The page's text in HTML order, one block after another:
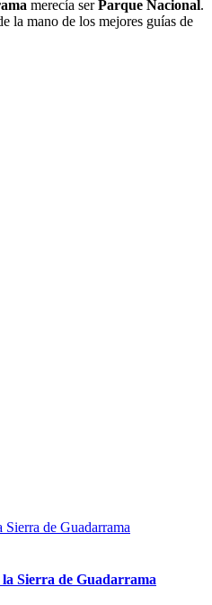
merecía serParque Nacional.
la mano de los mejores guías de
de Guadarrama
Sierra de Guadarrama